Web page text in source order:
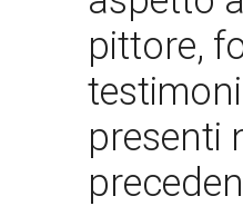
pittore,
presenti